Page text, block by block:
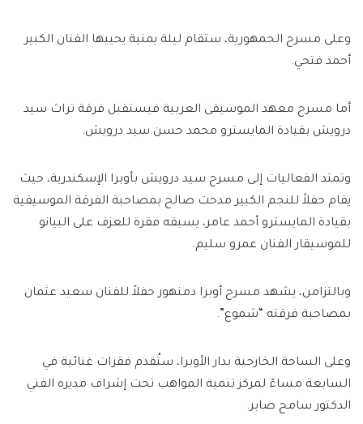
وعلى مسرح الجمهورية، ستقام ليلة يمنية يحييها الفنان الكبير
أحمد فتحي.
أما مسرح معهد الموسيقى العربية فيستقبل فرقة تراث سيد
درويش بقيادة المايسترو محمد حسن سيد درويش.
وتمتد الفعاليات إلى مسرح سيد درويش بأوبرا الإسكندرية، حيث
يقام حفلاً للنجم الكبير مدحت صالح بمصاحبة الفرقة الموسيقية
بقيادة المايسترو أحمد عامر، يسبقه فقرة للعزف على البيانو
للموسيقار الفنان عمرو سليم.
وبالتزامن، يشهد مسرح أوبرا دمنهور حفلاً للفنان سعيد عثمان
بمصاحبة فرقته “شموع”.
وعلى الساحة الخارجية بدار الأوبرا، ستُقدم فقرات غنائية في
السابعة مساءً لمركز تنمية المواهب تحت إشراف مديره الفني
الدكتور سامح صابر.